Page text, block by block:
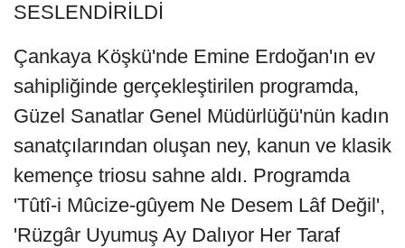
SESLENDİRİLDİ
Çankaya Köşkü'nde Emine Erdoğan'ın ev
sahipliğinde gerçekleştirilen programda,
Güzel Sanatlar Genel Müdürlüğü'nün kadın
sanatçılarından oluşan ney, kanun ve klasik
kemençe triosu sahne aldı. Programda
'Tûtî-i Mûcize-gûyem Ne Desem Lâf Değil',
'Rüzgâr Uyumuş Ay Dalıyor Her Taraf